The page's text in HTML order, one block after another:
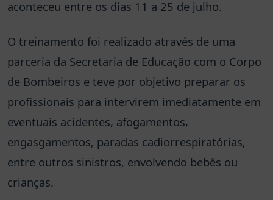
aconteceu entre os dias 11 a 25 de julho.
O treinamento foi realizado através de uma
parceria da Secretaria de Educação com o Corpo
de Bombeiros e teve por objetivo preparar os
profissionais para intervirem imediatamente em
eventuais acidentes, afogamentos,
engasgamentos, paradas cadiorrespiratórias,
entre outros sinistros, envolvendo bebês ou
crianças.